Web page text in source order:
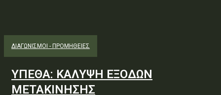
ΔΙΑΓΩΝΙΣΜΟΊ - ΠΡΟΜΉΘΕΙΕΣ
ΥΠΕΘΑ: ΚΑΛΥΨΗ ΕΞΟΔΩΝ
ΜΕΤΑΚΙΝΗΣΗΣ